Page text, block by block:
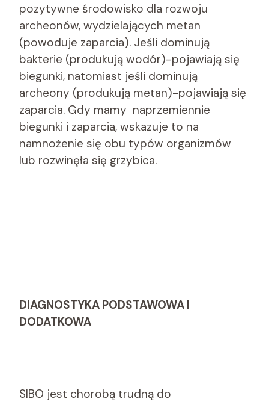
pozytywne środowisko dla rozwoju
archeonów, wydzielających metan
(powoduje zaparcia). Jeśli dominują
bakterie (produkują wodór)-pojawiają się
biegunki, natomiast jeśli dominują
archeony (produkują metan)-pojawiają się
zaparcia. Gdy mamy naprzemiennie
biegunki i zaparcia, wskazuje to na
namnożenie się obu typów organizmów
lub rozwinęła się grzybica.
DIAGNOSTYKA PODSTAWOWA I
DODATKOWA
SIBO jest chorobą trudną do